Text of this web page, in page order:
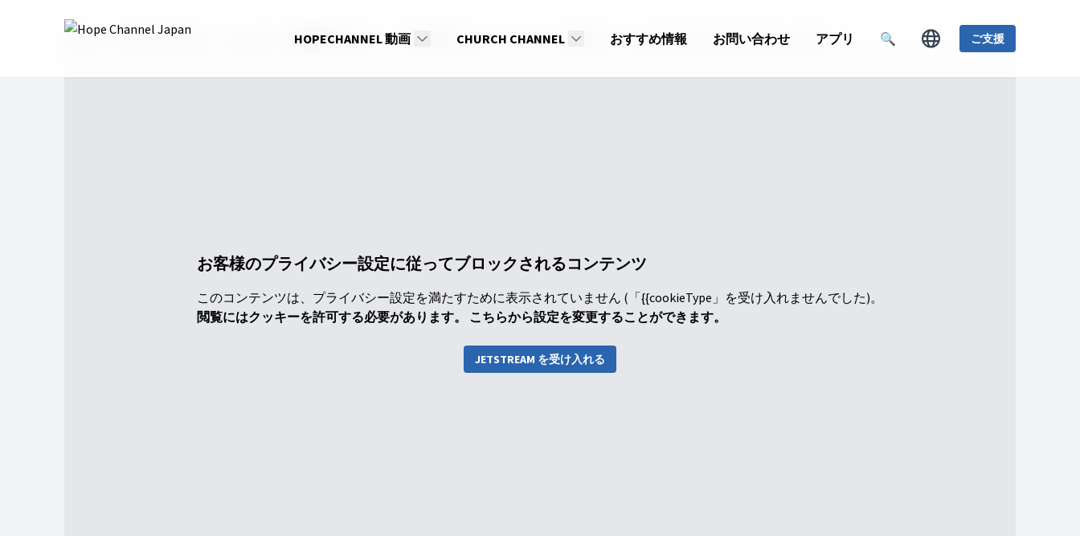
HOPECHANNEL 動画 CHURCH CHANNEL おすすめ情報 お問い合わせ アプリ 🔍 ご支援
Home Church Channel 聖書研究ガイド 【聖書研究ガイド（グループ研究用）】2026年２期９課 罪、福音、律法
お客様のプライバシー設定に従ってブロックされるコンテンツ
このコンテンツは、プライバシー設定を満たすために表示されていません (「{{cookieType」を受け入れませんでした)。
閲覧にはクッキーを許可する必要があります。 こちらから設定を変更することができます。
JETSTREAM を受け入れる